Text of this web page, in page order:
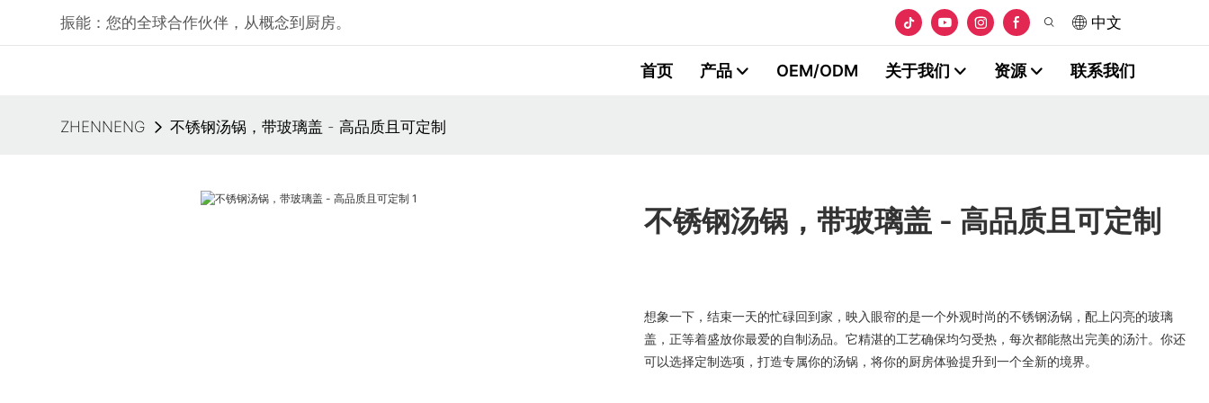
振能：您的全球合作伙伴，从概念到厨房。 中文
首页 产品 OEM/ODM 关于我们 资源 联系我们
ZHENNENG 不锈钢汤锅，带玻璃盖 - 高品质且可定制
不锈钢汤锅，带玻璃盖 - 高品质且可定制
想象一下，结束一天的忙碌回到家，映入眼帘的是一个外观时尚的不锈钢汤锅，配上闪亮的玻璃
盖，正等着盛放你最爱的自制汤品。它精湛的工艺确保均匀受热，每次都能熬出完美的汤汁。你还
可以选择定制选项，打造专属你的汤锅，将你的厨房体验提升到一个全新的境界。